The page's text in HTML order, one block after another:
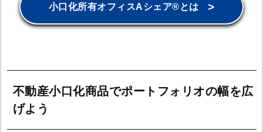
小口化所有オフィスAシェア®とは >
不動産小口化商品でポートフォリオの幅を広
げよう